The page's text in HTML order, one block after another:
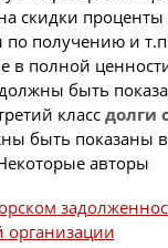
скидки
по получению и
в полной
быть
класс долги
быть показаны в
авторы
организации